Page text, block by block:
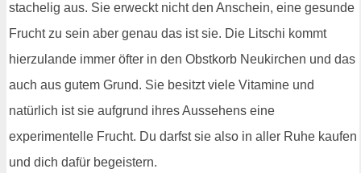
stachelig aus. Sie erweckt nicht den Anschein, eine gesunde
Frucht zu sein aber genau das ist sie. Die Litschi kommt
hierzulande immer öfter in den Obstkorb Neukirchen und das
auch aus gutem Grund. Sie besitzt viele Vitamine und
natürlich ist sie aufgrund ihres Aussehens eine
experimentelle Frucht. Du darfst sie also in aller Ruhe kaufen
und dich dafür begeistern.